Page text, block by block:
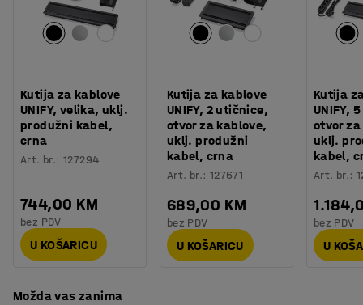
predmete kao što su žice ili kablovi.
Potreban vam je prostor za spremanje? Namještaj iz
može slagati, a modularni sustav olakšava dodavanje
više prostora za spremanje. Sve za učinkovit radni dan!
Boja postolja: Crna
Broj za boju postolja
RAL 9005
Materijal postolja
Težina: 30,33 kg
Montaža: Dolazi nesastavljeno
Testirano
EN 527-1, EN 527-2, EN 527-3
Kutija za kablove
UNIFY, velika, uklj.
produžni kabel,
crna
Art. br.:127294
744,00 KM
bez PDV
U KOŠARICU
Kutija za kablove
UNIFY, 2 utičnice,
otvor za kablove,
uklj. produžni
kabel, crna
Art. br.: 127671
689,00 KM
bez PDV
U KOŠARICU
Kutija
UNIFY,
otvor
uklj.
kabel,
Art. br.:
bez PDV
U
Možda vas zanima